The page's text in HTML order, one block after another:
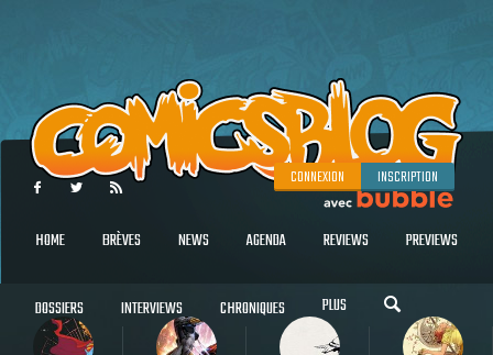
CONNEXION INSCRIPTION
HOME BRÈVES NEWS AGENDA REVIEWS PREVIEWS
DOSSIERS INTERVIEWS CHRONIQUES PLUS